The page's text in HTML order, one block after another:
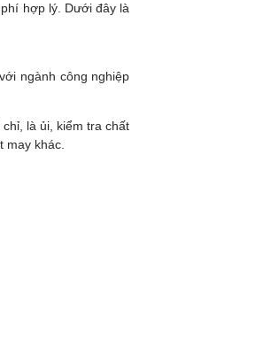
hợp lý. Dưới đây là
ngành công nghiệp
là ủi, kiểm tra chất
khác.